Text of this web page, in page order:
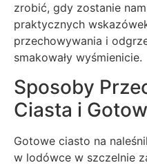
zrobić, gdy zostanie
praktycznych
przechowywania i
smakowały wyśmienicie.
Sposoby
Ciasta i
Gotowe ciasto na
w lodówce w szczelnie